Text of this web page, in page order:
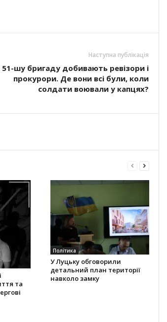
Наступна публікація
51-шу бригаду добивають ревізори і
прокурори. Де вони всі були, коли
солдати воювали у капцях?
та
Політика
У Луцьку обговорили
детальний план території
навколо замку